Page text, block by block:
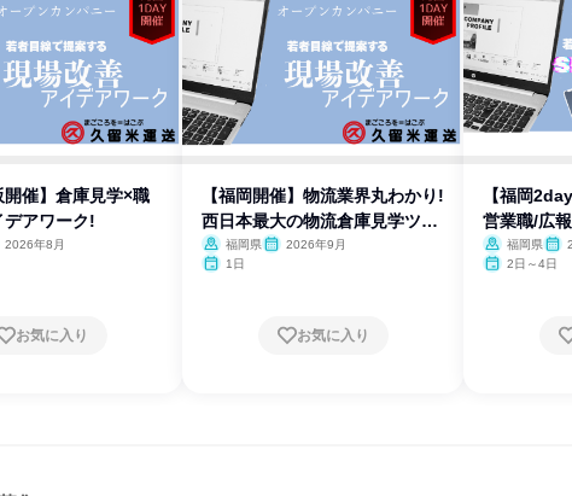
開催】倉庫見学×職
デアワーク!
2026年8月
お気に入り
【福岡開催】物流業界丸わかり!
西日本最大の物流倉庫見学ツア
ー 福岡県
2026年9月
1日
お気に入り
【福岡
営業職/広
福岡県
2日～4日